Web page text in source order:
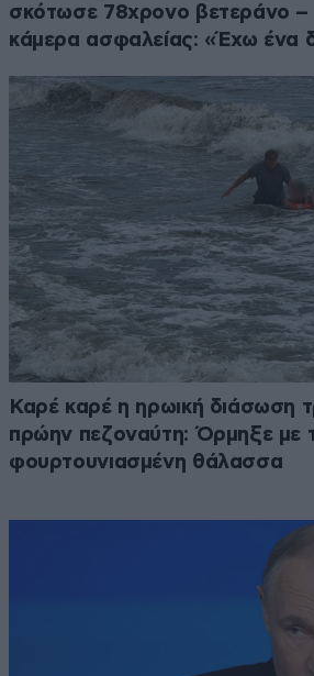
σκότωσε 78χρονο βετεράνο –
κάμερα ασφαλείας: «Έχω ένα
Καρέ καρέ η ηρωική διάσωση
πρώην πεζοναύτη: Όρμηξε με
φουρτουνιασμένη θάλασσα